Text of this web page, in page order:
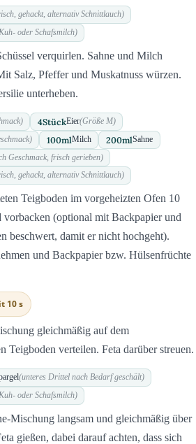
gehackt, alternativ Schnittlauch)
oder Schafsmilch)
verquirlen. Sahne und Milch
Salz, Pfeffer und Muskatnuss würzen.
unterheben.
4StückEier(Größe M)
100mlMilch 200mlSahne
Geschmack, frisch gerieben)
gehackt, alternativ Schnittlauch)
Teigboden im vorgeheizten Ofen 10
(optional mit Backpapier und
beschwert, damit er nicht hochgeht).
und Backpapier bzw. Hülsenfrüchte
10 s
gleichmäßig auf dem
Teigboden verteilen. Feta darüber streuen.
(unteres Drittel nach Bedarf geschält)
oder Schafsmilch)
Mischung langsam und gleichmäßig über
gießen, dabei darauf achten, dass sich